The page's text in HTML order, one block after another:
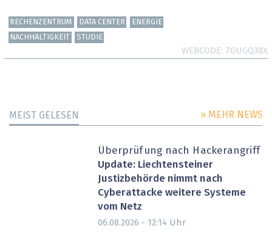
RECHENZENTRUM DATA CENTER
ENERGIE
NACHHALTIGKEIT
STUDIE
WEBCODE 7GUGQ38X
MEIST GELESEN » MEHR NEWS
Überprüfung nach Hackerangriff
Update: Liechtensteiner
Justizbehörde nimmt nach
Cyberattacke weitere Systeme
vom Netz
06.08.2026 - 12:14 Uhr